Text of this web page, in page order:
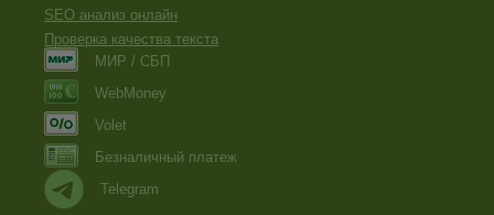
SEO анализ онлайн
Проверка качества текста
МИР / СБП
WebMoney
Volet
Безналичный платеж
Telegram